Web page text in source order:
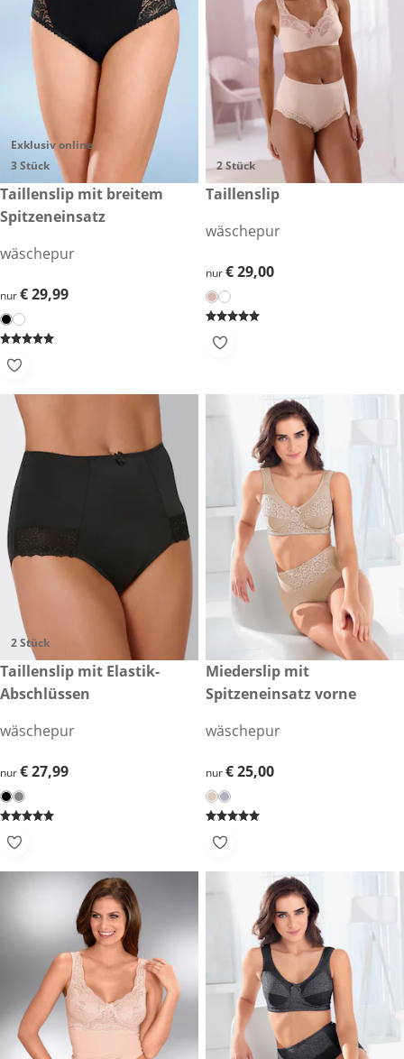
Exklusiv online
3 Stück
€ 29,99
Taillenslip mit breitem
Spitzeneinsatz
wäschepur
€ 29,99
nur€ 29,99
2 Stück
€ 29,00
Taillenslip
wäschepur
€ 29,00
nur€ 29,00
2 Stück
€ 27,99
Taillenslip mit Elastik-
Abschlüssen
wäschepur
€ 27,99
nur€ 27,99
€ 25,00
Miederslip mit
Spitzeneinsatz vorne
wäschepur
€ 25,00
nur€ 25,00